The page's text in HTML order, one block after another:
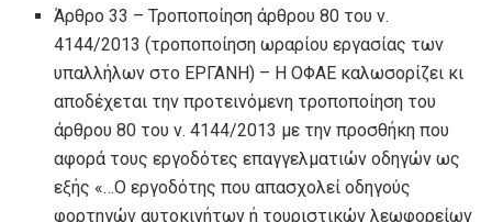
Άρθρο 33 – Τροποποίηση άρθρου 80 του ν.
4144/2013 (τροποποίηση ωραρίου εργασίας των
υπαλλήλων στο ΕΡΓΑΝΗ) – Η ΟΦΑΕ καλωσορίζει κι
αποδέχεται την προτεινόμενη τροποποίηση του
άρθρου 80 του ν. 4144/2013 με την προσθήκη που
αφορά τους εργοδότες επαγγελματιών οδηγών ως
εξής «…Ο εργοδότης που απασχολεί οδηγούς
φορτηγών αυτοκινήτων ή τουριστικών λεωφορείων